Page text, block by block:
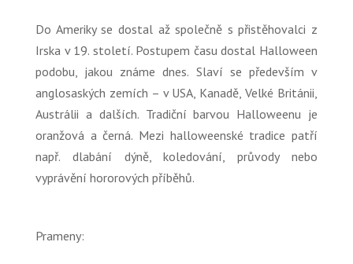
Do Ameriky se dostal až společně s přistěhovalci z
Irska v 19. století. Postupem času dostal Halloween
podobu, jakou známe dnes. Slaví se především v
anglosaských zemích – v USA, Kanadě, Velké Británii,
Austrálii a dalších. Tradiční barvou Halloweenu je
oranžová a černá. Mezi halloweenské tradice patří
např. dlabání dýně, koledování, průvody nebo
vyprávění hororových příběhů.
Prameny: